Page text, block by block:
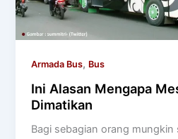
Armada Bus, Bus
Ini Alasan Mengapa
Dimatikan
Bagi sebagian orang mungkin